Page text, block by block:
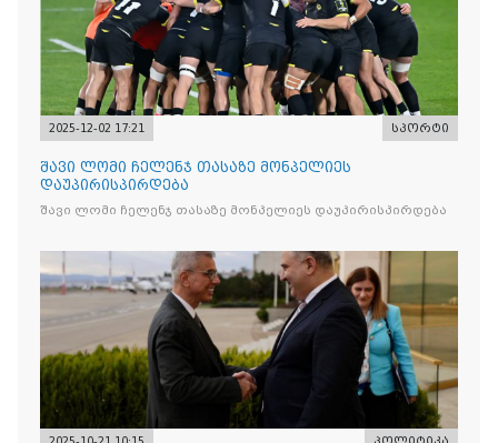
2025-12-02 17:21 სპორტი
შავი ლომი ჩელენჯ თასაზე მონპელიეს
დაუპირისპირდება
შავი ლომი ჩელენჯ თასაზე მონპელიეს დაუპირისპირდება